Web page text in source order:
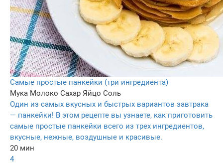
Самые простые панкейки (три ингредиента)
Мука Молоко Сахар Яйцо Соль
Один из самых вкусных и быстрых вариантов завтрака
— панкейки! В этом рецепте вы узнаете, как приготовить
самые простые панкейки всего из трех ингредиентов,
вкусные, нежные, воздушные и красивые.
20 мин
4